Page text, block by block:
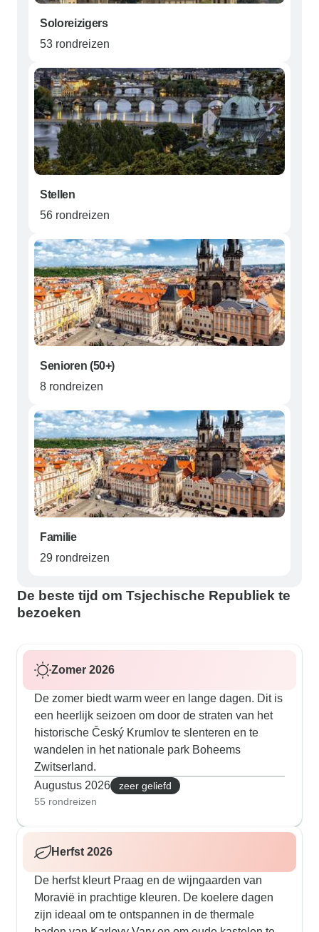
Soloreizigers
53 rondreizen
Stellen
56 rondreizen
Senioren (50+)
8 rondreizen
Familie
29 rondreizen
De beste tijd om Tsjechische Republiek te
bezoeken
Zomer 2026
De zomer biedt warm weer en lange dagen. Dit is
een heerlijk seizoen om door de straten van het
historische Český Krumlov te slenteren en te
wandelen in het nationale park Boheems
Zwitserland.
Augustus 2026
zeer geliefd
55 rondreizen
Herfst 2026
De herfst kleurt Praag en de wijngaarden van
Moravië in prachtige kleuren. De koelere dagen
zijn ideaal om te ontspannen in de thermale